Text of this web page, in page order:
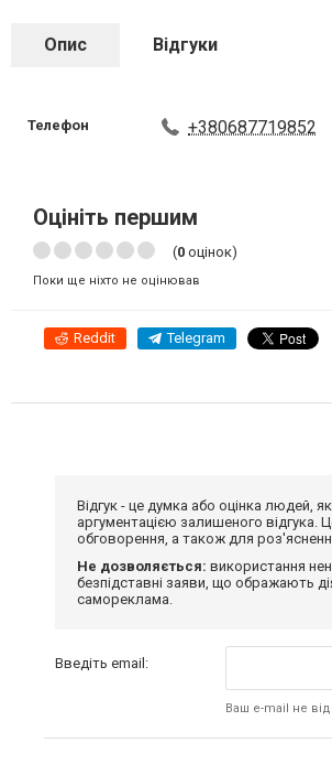
Опис Відгуки
Телефон +380687719852
Оцініть першим
(0 оцінок)
Поки ще ніхто не оцінював
Reddit Telegram
Відгук - це думка або оцінка людей,
аргументацією залишеного відгука.
обговорення, а також для
Не дозволяється: використання
безпідставні заяви, що ображають
самореклама.
Введіть email:
Ваш e-mail не